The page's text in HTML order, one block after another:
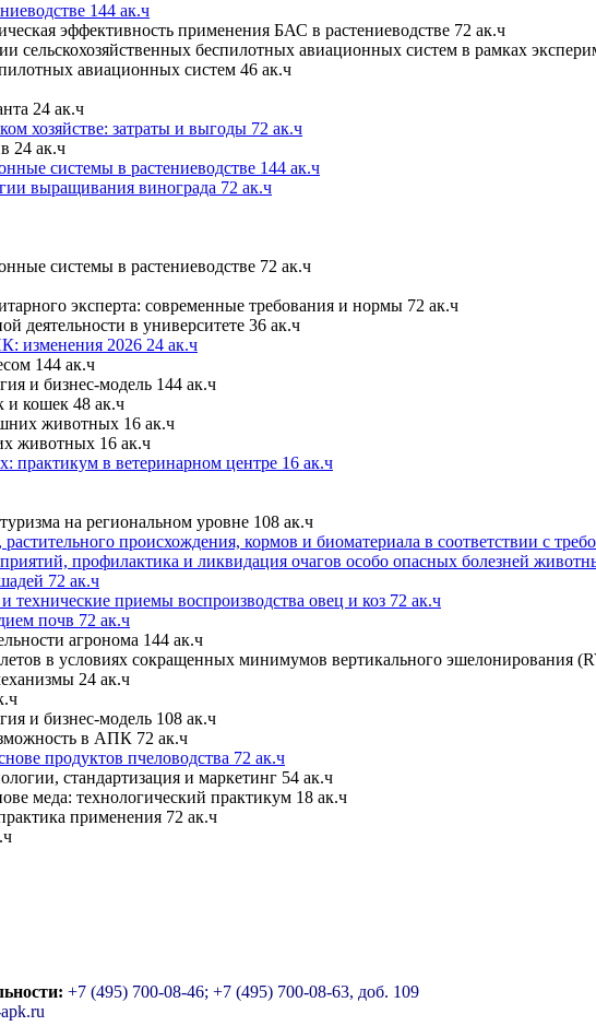
144 ак.ч
эффективность применения БАС в растениеводстве 72 ак.ч
сельскохозяйственных беспилотных авиационных систем в рамках
авиационных систем 46 ак.ч
24 ак.ч
хозяйстве: затраты и выгоды 72 ак.ч
24 ак.ч
системы в растениеводстве 144 ак.ч
выращивания винограда 72 ак.ч
системы в растениеводстве 72 ак.ч
эксперта: современные требования и нормы 72 ак.ч
деятельности в университете 36 ак.ч
изменения 2026 24 ак.ч
144 ак.ч
и бизнес-модель 144 ак.ч
и кошек 48 ак.ч
животных 16 ак.ч
животных 16 ак.ч
в ветеринарном центре 16 ак.ч
на региональном уровне 108 ак.ч
происхождения, кормов и биоматериала в соответствии с
профилактика и ликвидация очагов особо опасных болезней
72 ак.ч
приемы воспроизводства овец и коз 72 ак.ч
почв 72 ак.ч
агронома 144 ак.ч
в условиях сокращенных минимумов вертикального эшелонирования
24 ак.ч
и бизнес-модель 108 ак.ч
в АПК 72 ак.ч
продуктов пчеловодства 72 ак.ч
стандартизация и маркетинг 54 ак.ч
меда: технологический практикум 18 ак.ч
применения 72 ак.ч
+7 (495) 700-08-46; +7 (495) 700-08-63, доб. 109